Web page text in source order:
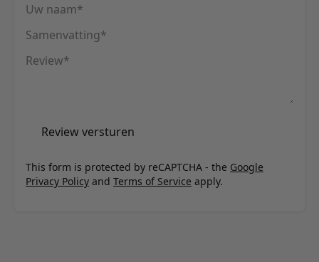
Uw naam
Samenvatting
Review
Review versturen
This form is protected by reCAPTCHA - the Google
Privacy Policy and Terms of Service apply.